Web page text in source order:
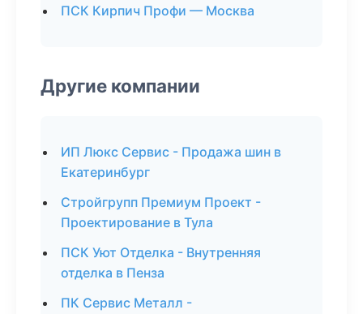
ПСК Кирпич Профи — Москва
Другие компании
ИП Люкс Сервис - Продажа шин в
Екатеринбург
Стройгрупп Премиум Проект -
Проектирование в Тула
ПСК Уют Отделка - Внутренняя
отделка в Пенза
ПК Сервис Металл -